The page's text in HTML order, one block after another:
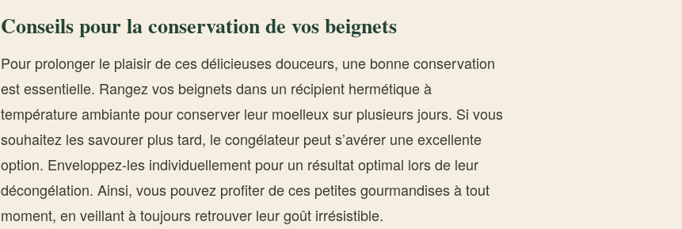
Conseils pour la conservation de vos beignets
Pour prolonger le plaisir de ces délicieuses douceurs, une bonne conservation
est essentielle. Rangez vos beignets dans un récipient hermétique à
température ambiante pour conserver leur moelleux sur plusieurs jours. Si vous
souhaitez les savourer plus tard, le congélateur peut s’avérer une excellente
option. Enveloppez-les individuellement pour un résultat optimal lors de leur
décongélation. Ainsi, vous pouvez profiter de ces petites gourmandises à tout
moment, en veillant à toujours retrouver leur goût irrésistible.